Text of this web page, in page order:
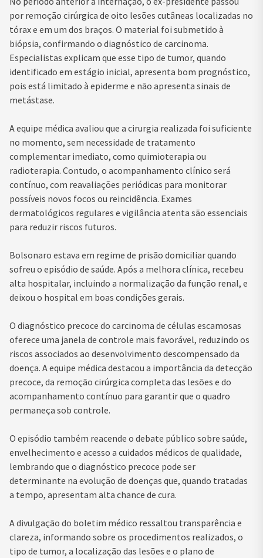
por remoção cirúrgica de oito lesões cutâneas localizadas no
tórax e em um dos braços. O material foi submetido à
biópsia, confirmando o diagnóstico de carcinoma.
Especialistas explicam que esse tipo de tumor, quando
identificado em estágio inicial, apresenta bom prognóstico,
pois está limitado à epiderme e não apresenta sinais de
metástase.
A equipe médica avaliou que a cirurgia realizada foi suficiente
no momento, sem necessidade de tratamento
complementar imediato, como quimioterapia ou
radioterapia. Contudo, o acompanhamento clínico será
contínuo, com reavaliações periódicas para monitorar
possíveis novos focos ou reincidência. Exames
dermatológicos regulares e vigilância atenta são essenciais
para reduzir riscos futuros.
Bolsonaro estava em regime de prisão domiciliar quando
sofreu o episódio de saúde. Após a melhora clínica, recebeu
alta hospitalar, incluindo a normalização da função renal, e
deixou o hospital em boas condições gerais.
O diagnóstico precoce do carcinoma de células escamosas
oferece uma janela de controle mais favorável, reduzindo os
riscos associados ao desenvolvimento descompensado da
doença. A equipe médica destacou a importância da detecção
precoce, da remoção cirúrgica completa das lesões e do
acompanhamento contínuo para garantir que o quadro
permaneça sob controle.
O episódio também reacende o debate público sobre saúde,
envelhecimento e acesso a cuidados médicos de qualidade,
lembrando que o diagnóstico precoce pode ser
determinante na evolução de doenças que, quando tratadas
a tempo, apresentam alta chance de cura.
A divulgação do boletim médico ressaltou transparência e
clareza, informando sobre os procedimentos realizados, o
tipo de tumor, a localização das lesões e o plano de